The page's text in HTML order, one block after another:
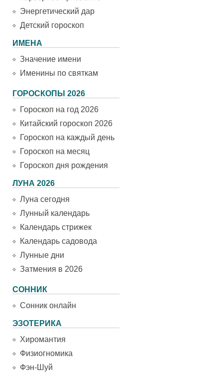
Энергетический дар
Детский гороскоп
ИМЕНА
Значение имени
Именины по святкам
ГОРОСКОПЫ 2026
Гороскоп на год 2026
Китайский гороскоп 2026
Гороскоп на каждый день
Гороскоп на месяц
Гороскоп дня рождения
ЛУНА 2026
Луна сегодня
Лунный календарь
Календарь стрижек
Календарь садовода
Лунные дни
Затмения в 2026
СОННИК
Сонник онлайн
ЭЗОТЕРИКА
Хиромантия
Физиогномика
Фэн-Шуй